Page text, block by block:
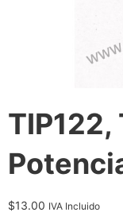
$13.00 IVA Incluido